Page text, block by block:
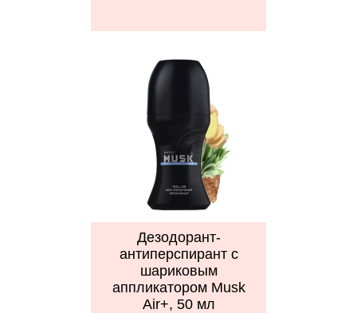
Дезодорант-
антиперспирант с
шариковым
аппликатором Musk
Air+, 50 мл